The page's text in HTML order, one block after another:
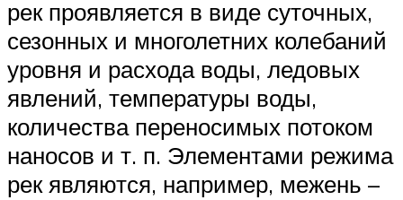
рек проявляется в виде суточных,
сезонных и многолетних колебаний
уровня и расхода воды, ледовых
явлений, температуры воды,
количества переносимых потоком
наносов и т. п. Элементами режима
рек являются, например, межень –